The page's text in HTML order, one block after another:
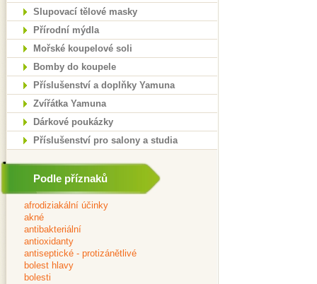
Slupovací tělové masky
Přírodní mýdla
Mořské koupelové soli
Bomby do koupele
Příslušenství a doplňky Yamuna
Zvířátka Yamuna
Dárkové poukázky
Příslušenství pro salony a studia
Podle příznaků